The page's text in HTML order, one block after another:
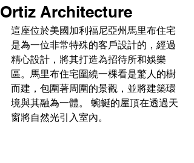
Ortiz Architecture
這座位於美國加利福尼亞州馬里布住宅
是為一位非常特殊的客戶設計的，經過
精心設計，將其打造為招待所和娛樂
區。馬里布住宅圍繞一棵看是驚人的樹
而建，包圍著周圍的景觀，並將建築環
境與其融為一體。 蜿蜒的屋頂在透過天
窗將自然光引入室內。